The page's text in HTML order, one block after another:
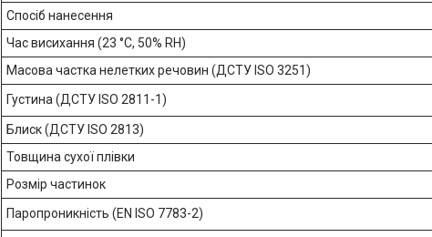
Спосіб нанесення
Час висихання (23 °С, 50% RH)
Масова частка нелетких речовин (ДСТУ ISO 3251)
Густина (ДСТУ ISO 2811-1)
Блиск (ДСТУ ISO 2813)
Товщина сухої плівки
Розмір частинок
Паропроникність (EN ISO 7783-2)